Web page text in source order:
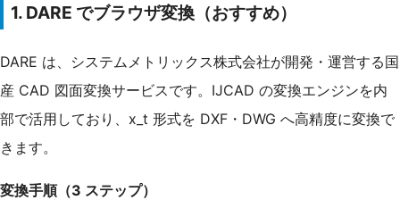
1. DARE でブラウザ変換（おすすめ）
DARE は、システムメトリックス株式会社が開発・運営する国
産 CAD 図面変換サービスです。IJCAD の変換エンジンを内
部で活用しており、x_t 形式を DXF・DWG へ高精度に変換で
きます。
変換手順（3 ステップ）